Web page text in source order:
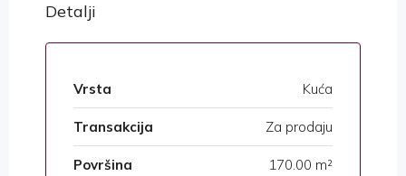
Detalji
Vrsta Kuća
Transakcija Za prodaju
Površina 170.00 m²